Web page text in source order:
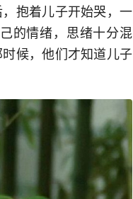
抱着儿子开始哭，一
的情绪，思绪十分混
候，他们才知道儿子